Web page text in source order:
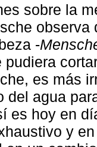
sobre la
-
pudiera
es más
del agua
es hoy en
y